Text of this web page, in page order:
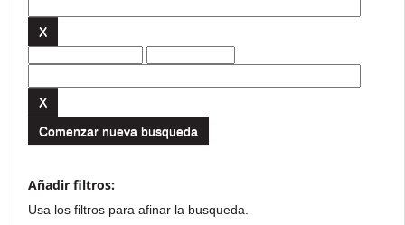
Comenzar nueva busqueda
Añadir filtros:
Usa los filtros para afinar la busqueda.